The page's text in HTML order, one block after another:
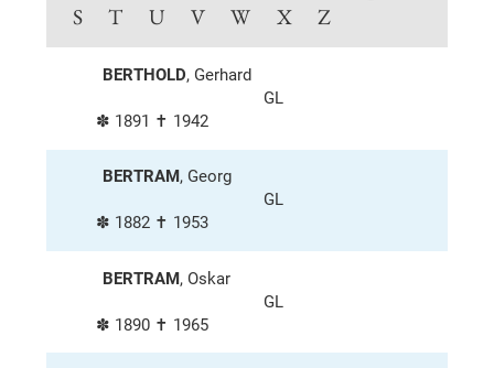
S
T U V W X Z
BERTHOLD, Gerhard
GL
✽ 1891 ✝ 1942
BERTRAM, Georg
GL
✽ 1882 ✝ 1953
BERTRAM, Oskar
GL
✽ 1890 ✝ 1965